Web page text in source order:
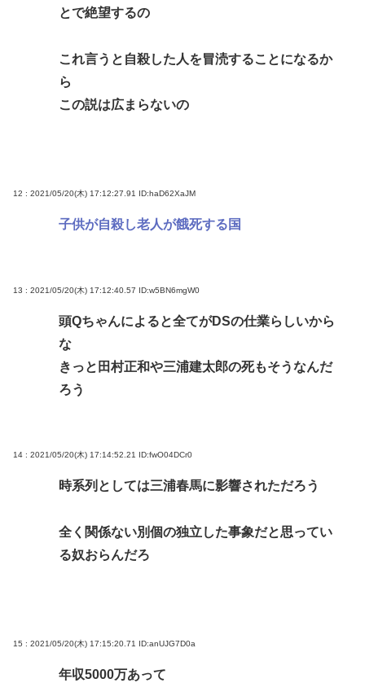
とで絶望するの
これ言うと自殺した人を冒涜することになるか
ら
この説は広まらないの
12 : 2021/05/20(木) 17:12:27.91 ID:haD62XaJM
子供が自殺し老人が餓死する国
13 : 2021/05/20(木) 17:12:40.57 ID:w5BN6mgW0
頭Qちゃんによると全てがDSの仕業らしいから
な
きっと田村正和や三浦建太郎の死もそうなんだ
ろう
14 : 2021/05/20(木) 17:14:52.21 ID:fwO04DCr0
時系列としては三浦春馬に影響されただろう
全く関係ない別個の独立した事象だと思ってい
る奴おらんだろ
15 : 2021/05/20(木) 17:15:20.71 ID:anUJG7D0a
年収5000万あって